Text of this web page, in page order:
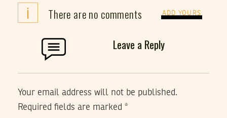
i There are no comments ADD YOURS
Leave a Reply
Your email address will not be published.
Required fields are marked *